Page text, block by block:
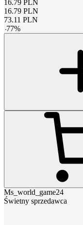
16.79 PLN
16.79 PLN
73.11 PLN
-77%
Ms_world_game24
Świetny sprzedawca